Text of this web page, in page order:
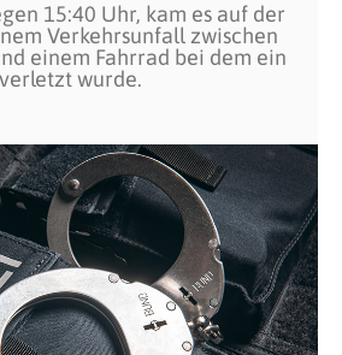
15:40 Uhr, kam es auf der
Verkehrsunfall zwischen
einem Fahrrad bei dem ein
wurde.